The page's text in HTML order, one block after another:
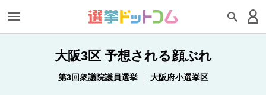
大阪3区 予想される顔ぶれ
第3回衆議院議員選挙 大阪府小選挙区